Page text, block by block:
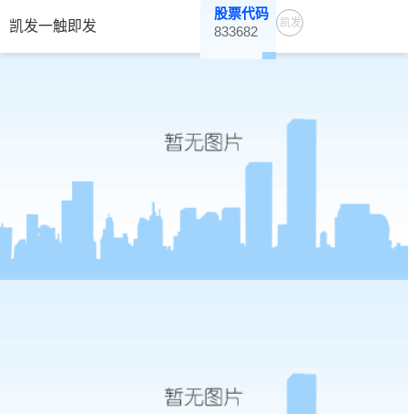
凯发一触即发
股票代码
833682
凯发